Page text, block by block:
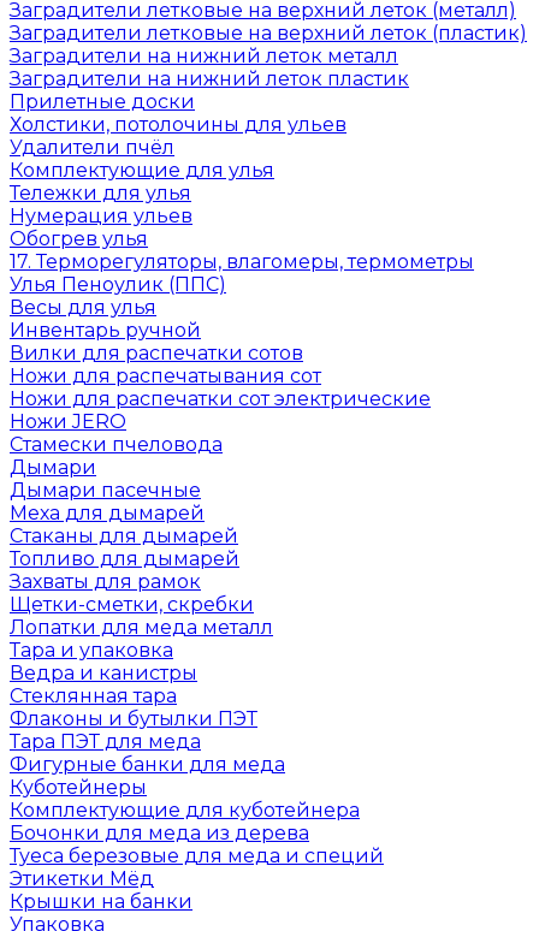
Заградители летковые на верхний леток (металл)
Заградители летковые на верхний леток (пластик)
Заградители на нижний леток металл
Заградители на нижний леток пластик
Прилетные доски
Холстики, потолочины для ульев
Удалители пчёл
Комплектующие для улья
Тележки для улья
Нумерация ульев
Обогрев улья
17. Терморегуляторы, влагомеры, термометры
Улья Пеноулик (ППС)
Весы для улья
Инвентарь ручной
Вилки для распечатки сотов
Ножи для распечатывания сот
Ножи для распечатки сот электрические
Ножи JERO
Стамески пчеловода
Дымари
Дымари пасечные
Меха для дымарей
Стаканы для дымарей
Топливо для дымарей
Захваты для рамок
Щетки-сметки, скребки
Лопатки для меда металл
Тара и упаковка
Ведра и канистры
Стеклянная тара
Флаконы и бутылки ПЭТ
Тара ПЭТ для меда
Фигурные банки для меда
Куботейнеры
Комплектующие для куботейнера
Бочонки для меда из дерева
Туеса березовые для меда и специй
Этикетки Мёд
Крышки на банки
Упаковка